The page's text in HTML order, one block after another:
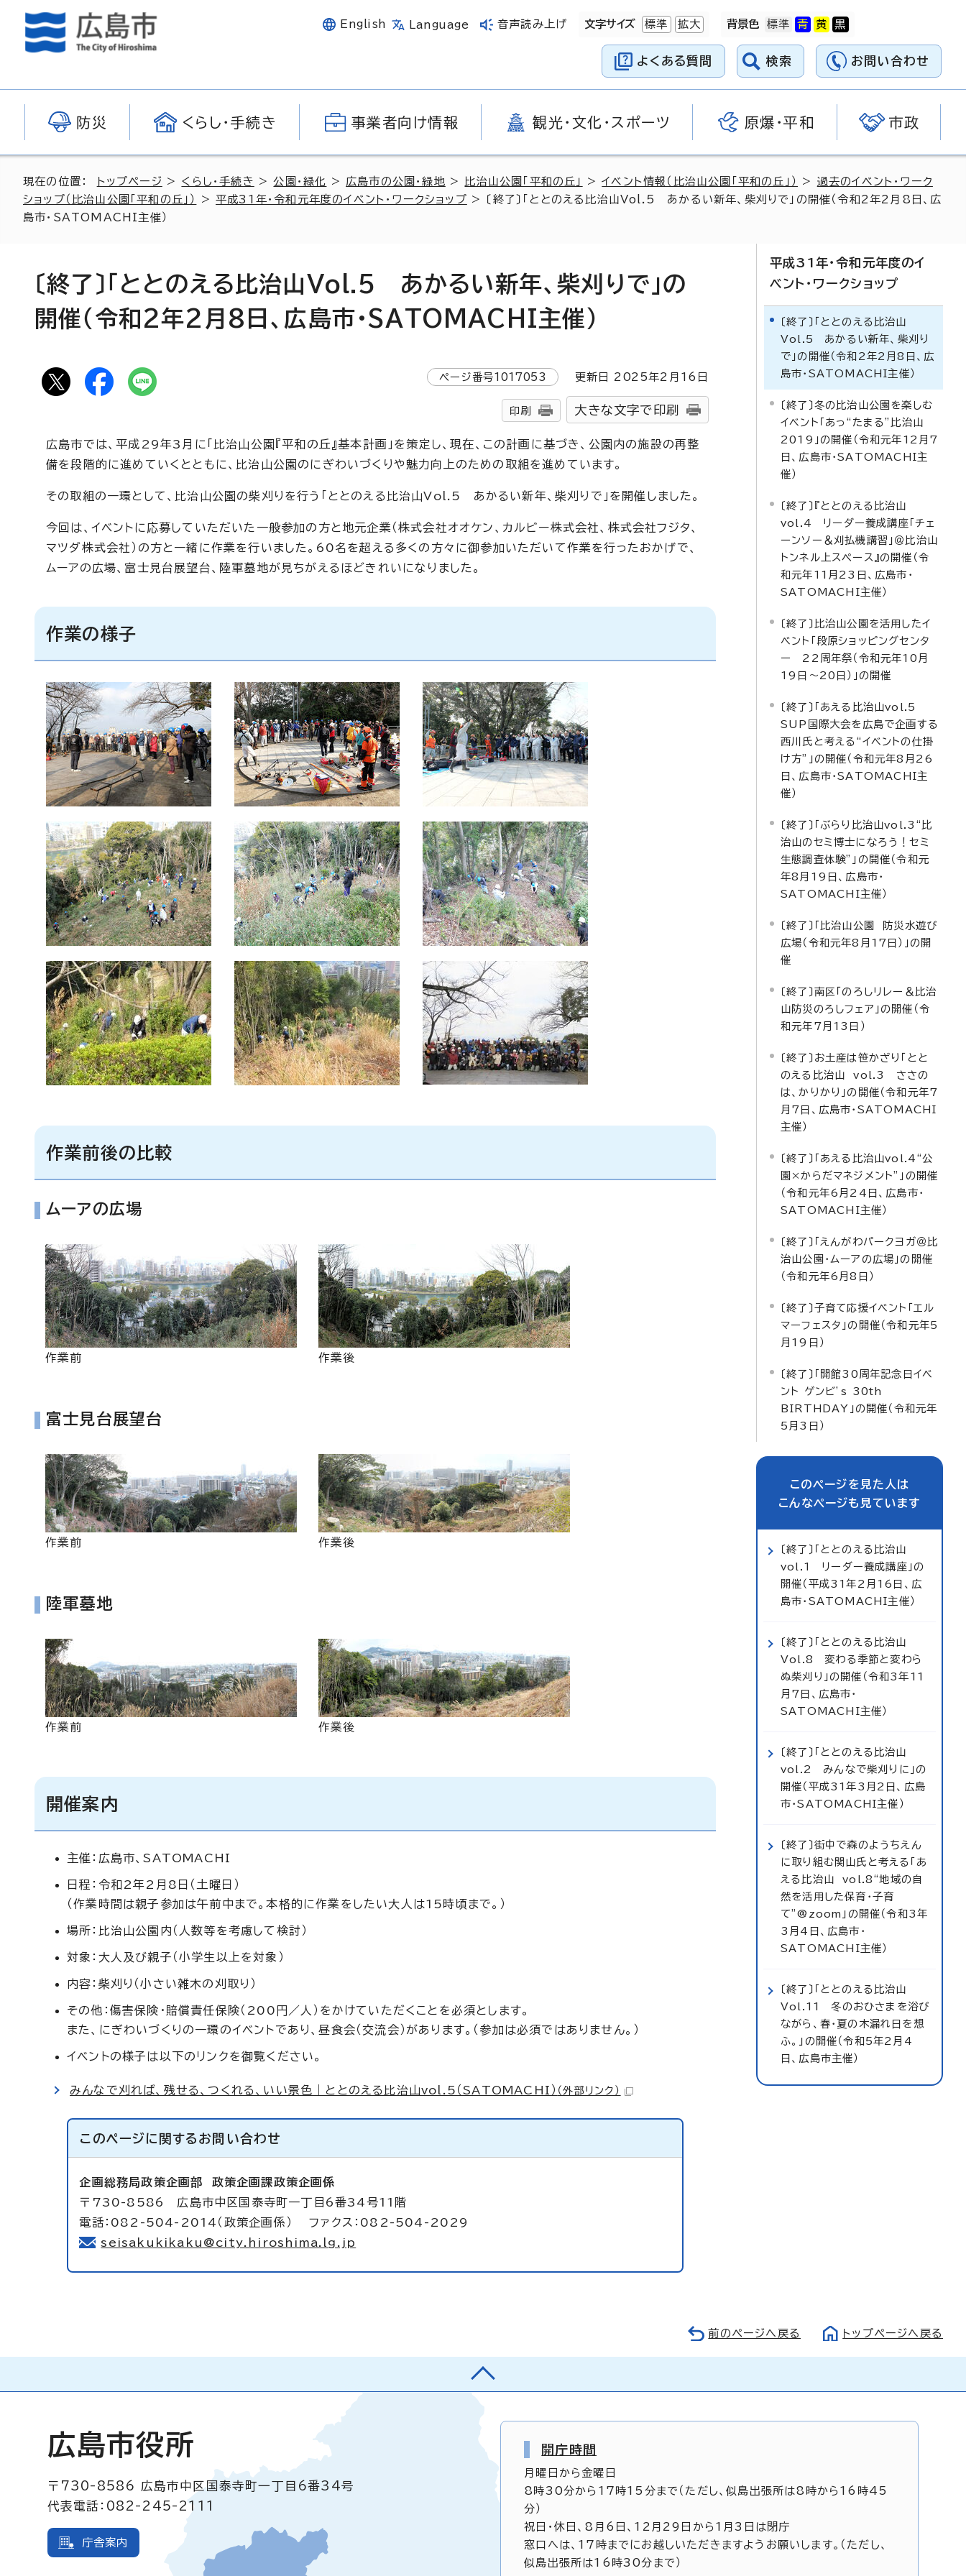
English Language 音声読み上げ 文字サイズ 標準 拡大 背景色
よくある質問 検索 お問い合わせ
防災 くらし・手続き 事業者向け情報 観光・文化・スポーツ 原爆・平和 市政
現在の位置： トップページ > くらし・手続き >公園・緑化 > 広島市の公園・緑地 > 比治山公園「平和の丘」 >イベント情報（比治山公園「平和の丘」） > 過去のイベント・ワーク
ショップ（比治山公園「平和の丘」）
>平成31年・令和元年度のイベント・ワークショップ > 〔終了〕「ととのえる比治山Vol.5 あかるい新年、柴刈りで」の開催（令和2年2月8日、広
島市・SATOMACHI主催）
〔終了〕「ととのえる比治山Vol.5 あかるい新年、柴刈りで」の
開催（令和2年2月8日、広島市・SATOMACHI主催）
ページ番号1017053 更新日 2025年2月 16 日
印刷 大きな文字で印刷
広島市では、平成29年3月に「比治山公園『平和の丘』基本計画」を策定し、現在、この計画に基づき、公園内の施設の再整
備を段階的に進めていくとともに、比治山公園のにぎわいづくりや魅力向上のための取組を進めています。
その取組の一環として、比治山公園の柴刈りを行う「ととのえる比治山Vol.5 あかるい新年、柴刈りで」を開催しました。
今回は、イベントに応募していただいた一般参加の方と地元企業（株式会社オオケン、カルビー株式会社、株式会社フジタ、
マツダ株式会社）の方と一緒に作業を行いました。60名を超える多くの方々に御参加いただいて作業を行ったおかげで、
ムーアの広場、富士見台展望台、陸軍墓地が見ちがえるほどきれいになりました。
作業の様子
作業前後の比較
ムーアの広場
作業前 作業後
富士見台展望台
作業前 作業後
陸軍墓地
作業前 作業後
開催案内
主催：広島市、SATOMACHI
日程：令和2年2月8日（土曜日）
（作業時間は親子参加は午前中まで。本格的に作業をしたい大人は15時頃まで。）
場所：比治山公園内（人数等を考慮して検討）
対象：大人及び親子（小学生以上を対象）
内容：柴刈り（小さい雑木の刈取り）
その他：傷害保険・賠償責任保険（200円／人）をかけていただくことを必須とします。
また、にぎわいづくりの一環のイベントであり、昼食会（交流会）があります。（参加は必須ではありません。）
イベントの様子は以下のリンクを御覧ください。
みんなで刈れば、残せる、つくれる、いい景色｜ととのえる比治山vol.5（SATOMACHI） （外部リンク）
このページに関する お問い合わせ
企画総務局政策企画部 政策企画課政策企画係
〒730-8586 広島市中区国泰寺町一丁目6番34号11階
電話：082-504-2014（政策企画係） ファクス：082-504-2029
seisakukikaku@city.hiroshima.lg.jp
平成31年・令和元年度のイ
ベント・ワークショップ
〔終了〕「ととのえる比治山
Vol.5 あかるい新年、柴刈り
で」の開催（令和2年2月8日、広
島市・SATOMACHI主催）
〔終了〕冬の比治山公園を楽しむ
イベント「あっ“たまる”比治山
2019」の開催（令和元年12月7
日、広島市・SATOMACHI主
催）
〔終了〕『ととのえる比治山
vol.4 リーダー養成講座「チェ
ーンソー＆刈払機講習」＠比治山
トンネル上スペース』の開催（令
和元年11月23日、広島市・
SATOMACHI主催）
〔終了〕比治山公園を活用したイ
ベント「段原ショッピングセンタ
ー 22周年祭（令和元年10月
19日～20日）」の開催
〔終了〕「あえる比治山vol.5
SUP国際大会を広島で企画する
西川氏と考える“イベントの仕掛
け方”」の開催（令和元年8月26
日、広島市・SATOMACHI主
催）
〔終了〕「ぶらり比治山vol.3“比
治山のセミ博士になろう！セミ
生態調査体験”」の開催（令和元
年8月19日、広島市・
SATOMACHI主催）
〔終了〕「比治山公園 防災水遊び
広場（令和元年8月17日）」の開
催
〔終了〕南区「のろしリレー＆比治
山防災のろしフェア」の開催（令
和元年7月13日）
〔終了〕お土産は笹かざり「とと
のえる比治山 vol.3 ささの
は、かりかり」の開催（令和元年7
月7日、広島市・SATOMACHI
主催）
〔終了〕「あえる比治山vol.4“公
園×からだマネジメント”」の開催
（令和元年6月24日、広島市・
SATOMACHI主催）
〔終了〕「えんがわパークヨガ＠比
治山公園・ムーアの広場」の開催
（令和元年6月8日）
〔終了〕子育て応援イベント「エル
マーフェスタ」の開催（令和元年5
月19日）
〔終了〕「開館30周年記念日イベ
ント ゲンビ’s 30th
BIRTHDAY」の開催（令和元年
5月3日）
このページを見た人は
こんなページも見ています
〔終了〕「ととのえる比治山
vol.1 リーダー養成講座」の
開催（平成31年2月16日、広
島市・SATOMACHI主催）
〔終了〕「ととのえる比治山
Vol.8 変わる季節と変わら
ぬ柴刈り」の開催（令和3年11
月7日、広島市・
SATOMACHI主催）
〔終了〕「ととのえる比治山
vol.2 みんなで柴刈りに」の
開催（平成31年3月2日、広島
市・SATOMACHI主催）
〔終了〕街中で森のようちえん
に取り組む関山氏と考える「あ
える比治山 vol.8“地域の自
然を活用した保育・子育
て”@zoom」の開催（令和3年
3月4日、広島市・
SATOMACHI主催）
〔終了〕「ととのえる比治山
Vol.11 冬のおひさまを浴び
ながら、春・夏の木漏れ日を想
ふ。」の開催（令和5年2月4
日、広島市主催）
前のページへ戻る トップページへ戻る
広島市役所
〒730-8586
広島市中区国泰寺町一丁目6番34号
代表電話：082-245-2111
庁舎案内
開庁時間
月曜日から金曜日
8時30分から17時15分まで（ただし、似島出張所は8時から16時45
分）
祝日・休日、8月6日、12月29日から1月3日は閉庁
窓口へは、17時までにお越しいただきますようお願いします。（ただし、
似島出張所は16時30分まで）